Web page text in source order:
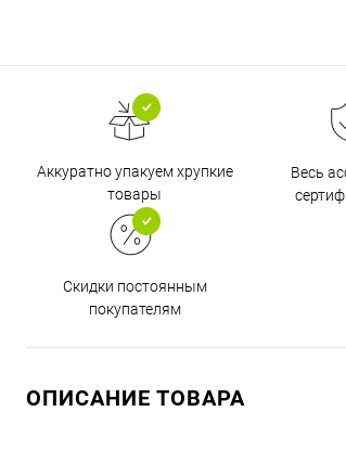
Аккуратно упакуем хрупкие
товары
Весь
Скидки постоянным
покупателям
ОПИСАНИЕ ТОВАРА